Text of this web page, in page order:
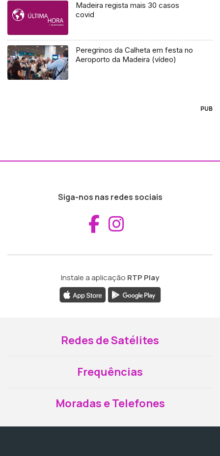
Madeira regista mais 30 casos
covid
Peregrinos da Calheta em festa no
Aeroporto da Madeira (vídeo)
PUB
Siga-nos nas redes sociais
Aceder ao
Instale a aplicação RTP Play
Redes de Satélites
Frequências
Moradas e Telefones